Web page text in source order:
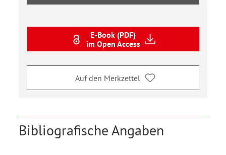
E-Book (PDF)
im Open Access
Auf den Merkzettel
Bibliografische Angaben